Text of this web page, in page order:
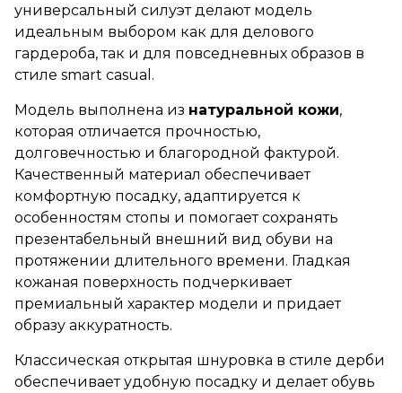
универсальный силуэт делают модель
идеальным выбором как для делового
гардероба, так и для повседневных образов в
стиле smart casual.
Модель выполнена из натуральной кожи,
которая отличается прочностью,
долговечностью и благородной фактурой.
Качественный материал обеспечивает
комфортную посадку, адаптируется к
особенностям стопы и помогает сохранять
презентабельный внешний вид обуви на
протяжении длительного времени. Гладкая
кожаная поверхность подчеркивает
премиальный характер модели и придает
образу аккуратность.
Классическая открытая шнуровка в стиле дерби
обеспечивает удобную посадку и делает обувь